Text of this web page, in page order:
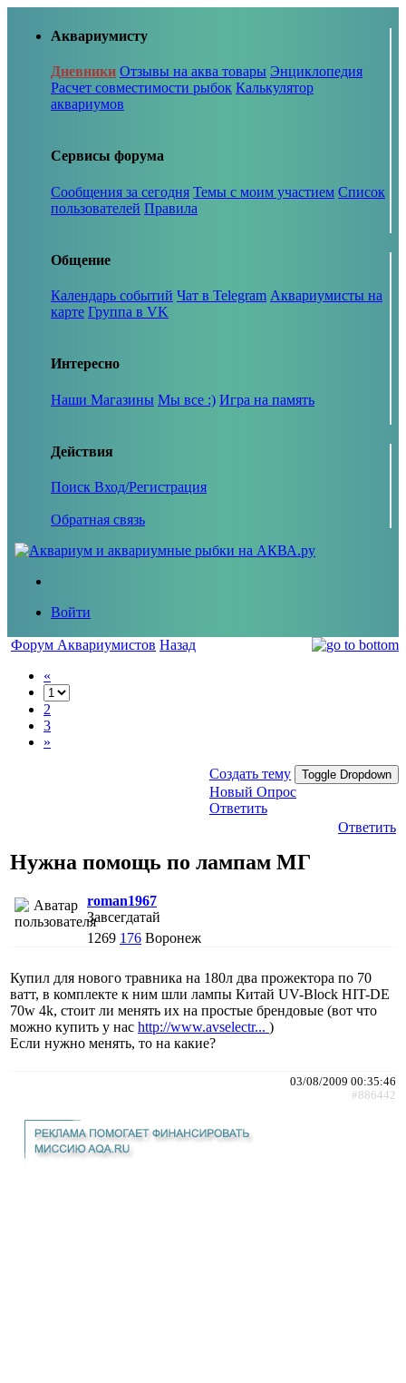
Аквариумисту
Дневники Отзывы на аква товары Энциклопедия
Расчет совместимости рыбок Калькулятор
аквариумов
Сервисы форума
Сообщения за сегодня Темы с моим участием Список
пользователей Правила
Общение
Календарь событий Чат в Telegram Аквариумисты на
карте Группа в VK
Интересно
Наши Магазины Мы все :) Игра на память
Действия
Поиск Вход/Регистрация
Обратная связь
Войти
Форум Аквариумистов Назад
«
2
3
»
Создать тему Toggle Dropdown
Новый Опрос
Ответить
Ответить
Нужна помощь по лампам МГ
roman1967
Завсегдатай
1269 176 Воронеж
Купил для нового травника на 180л два прожектора по 70
ватт, в комплекте к ним шли лампы Китай UV-Bloсk HIT-DE
70w 4k, стоит ли менять их на простые брендовые (вот что
можно купить у нас http://www.avselectr... )
Если нужно менять, то на какие?
03/08/2009 00:35:46
#886442